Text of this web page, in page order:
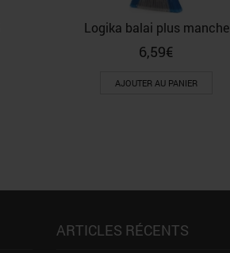
Logika balai plus manche
6,59€
AJOUTER AU PANIER
ARTICLES RÉCENTS